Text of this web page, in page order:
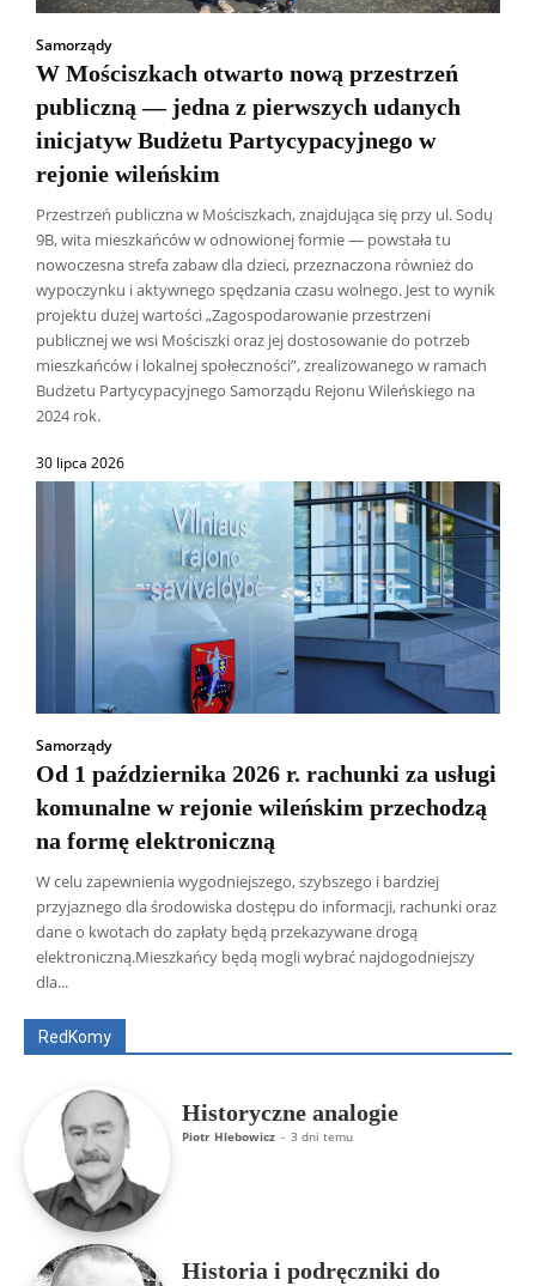
Samorządy
W Mościszkach otwarto nową przestrzeń
publiczną — jedna z pierwszych udanych
inicjatyw Budżetu Partycypacyjnego w
rejonie wileńskim
Przestrzeń publiczna w Mościszkach, znajdująca się przy ul. Sodų
9B, wita mieszkańców w odnowionej formie — powstała tu
nowoczesna strefa zabaw dla dzieci, przeznaczona również do
wypoczynku i aktywnego spędzania czasu wolnego. Jest to wynik
projektu dużej wartości „Zagospodarowanie przestrzeni
publicznej we wsi Mościszki oraz jej dostosowanie do potrzeb
mieszkańców i lokalnej społeczności”, zrealizowanego w ramach
Budżetu Partycypacyjnego Samorządu Rejonu Wileńskiego na
2024 rok.
30 lipca 2026
Samorządy
Od 1 października 2026 r. rachunki za usługi
komunalne w rejonie wileńskim przechodzą
na formę elektroniczną
W celu zapewnienia wygodniejszego, szybszego i bardziej
przyjaznego dla środowiska dostępu do informacji, rachunki oraz
dane o kwotach do zapłaty będą przekazywane drogą
elektroniczną.Mieszkańcy będą mogli wybrać najdogodniejszy
dla...
RedKomy
Wszyscy Aleksander Borowik
Antoni Radczenko
Artur Płokszto
Grzegorz Górny
Historyczne analogie
Piotr Hlebowicz - 3 dni temu
Historia i podręczniki do